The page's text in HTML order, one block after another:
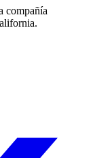
compañía